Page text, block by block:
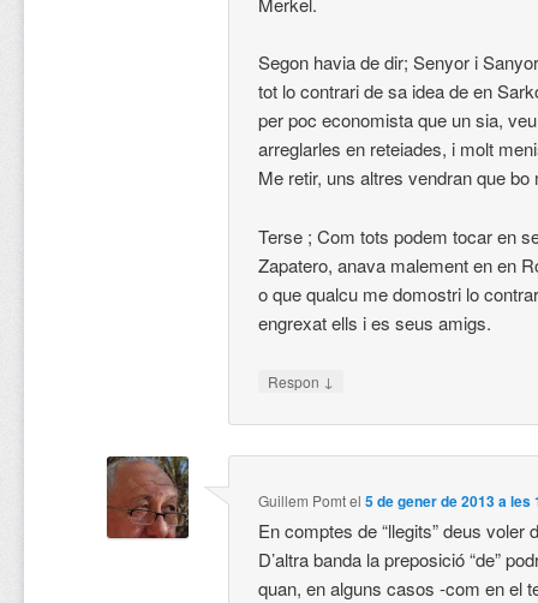
Segon havia de dir; Senyor i
tot lo contrari de sa idea de en
per poc economista que un sia,
arreglarles en reteiades, i molt
Me retir, uns altres vendran que bo
Terse ; Com tots podem tocar en
Zapatero, anava malement en en
o que qualcu me domostri lo
engrexat ells i es seus amigs.
Respon ↓
Guillem Pomtel5 de gener de 2013 a les
En comptes de “llegits” deus voler
D’altra banda la preposició “de”
quan, en alguns casos -com en el